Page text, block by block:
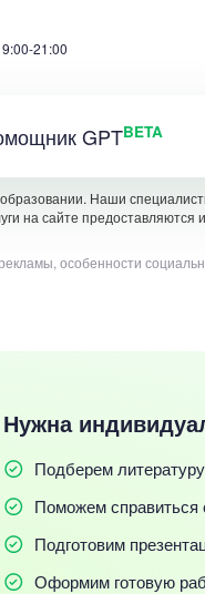
21:00
GPTBETA
Наши
на сайте предоставляются
особенности
Нужна
Подберем литературу
Поможем
Подготовим
Оформим готовую